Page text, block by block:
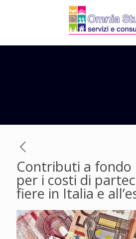
Contributi a
per i costi di
fiere in Italia e